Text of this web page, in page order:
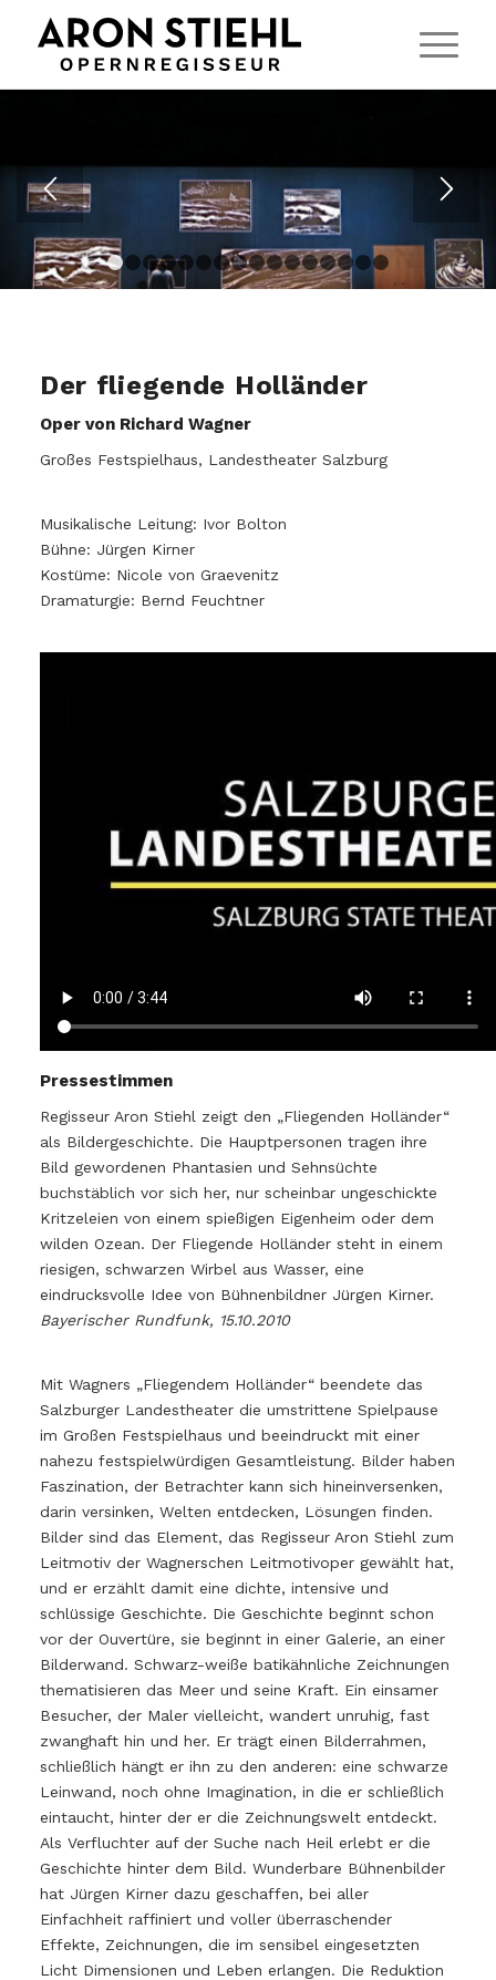
1 2 3 4 5 6 7 8 9 12131415
Der fliegende Holländer
Oper von Richard Wagner
Großes Festspielhaus, Landestheater Salzburg
Musikalische Leitung: Ivor Bolton
Bühne: Jürgen Kirner
Kostüme: Nicole von Graevenitz
Dramaturgie: Bernd Feuchtner
Pressestimmen
Regisseur Aron Stiehl zeigt den „Fliegenden Holländer“
als Bildergeschichte. Die Hauptpersonen tragen ihre
Bild gewordenen Phantasien und Sehnsüchte
buchstäblich vor sich her, nur scheinbar ungeschickte
Kritzeleien von einem spießigen Eigenheim oder dem
wilden Ozean. Der Fliegende Holländer steht in einem
riesigen, schwarzen Wirbel aus Wasser, eine
eindrucksvolle Idee von Bühnenbildner Jürgen Kirner.
Bayerischer Rundfunk, 15.10.2010
Mit Wagners „Fliegendem Holländer“ beendete das
Salzburger Landestheater die umstrittene Spielpause
im Großen Festspielhaus und beeindruckt mit einer
nahezu festspielwürdigen Gesamtleistung. Bilder haben
Faszination, der Betrachter kann sich hineinversenken,
darin versinken, Welten entdecken, Lösungen finden.
Bilder sind das Element, das Regisseur Aron Stiehl zum
Leitmotiv der Wagnerschen Leitmotivoper gewählt hat,
und er erzählt damit eine dichte, intensive und
schlüssige Geschichte. Die Geschichte beginnt schon
vor der Ouvertüre, sie beginnt in einer Galerie, an einer
Bilderwand. Schwarz-weiße batikähnliche Zeichnungen
thematisieren das Meer und seine Kraft. Ein einsamer
Besucher, der Maler vielleicht, wandert unruhig, fast
zwanghaft hin und her. Er trägt einen Bilderrahmen,
schließlich hängt er ihn zu den anderen: eine schwarze
Leinwand, noch ohne Imagination, in die er schließlich
eintaucht, hinter der er die Zeichnungswelt entdeckt.
Als Verfluchter auf der Suche nach Heil erlebt er die
Geschichte hinter dem Bild. Wunderbare Bühnenbilder
hat Jürgen Kirner dazu geschaffen, bei aller
Einfachheit raffiniert und voller überraschender
Effekte, Zeichnungen, die im sensibel eingesetzten
Licht Dimensionen und Leben erlangen. Die Reduktion